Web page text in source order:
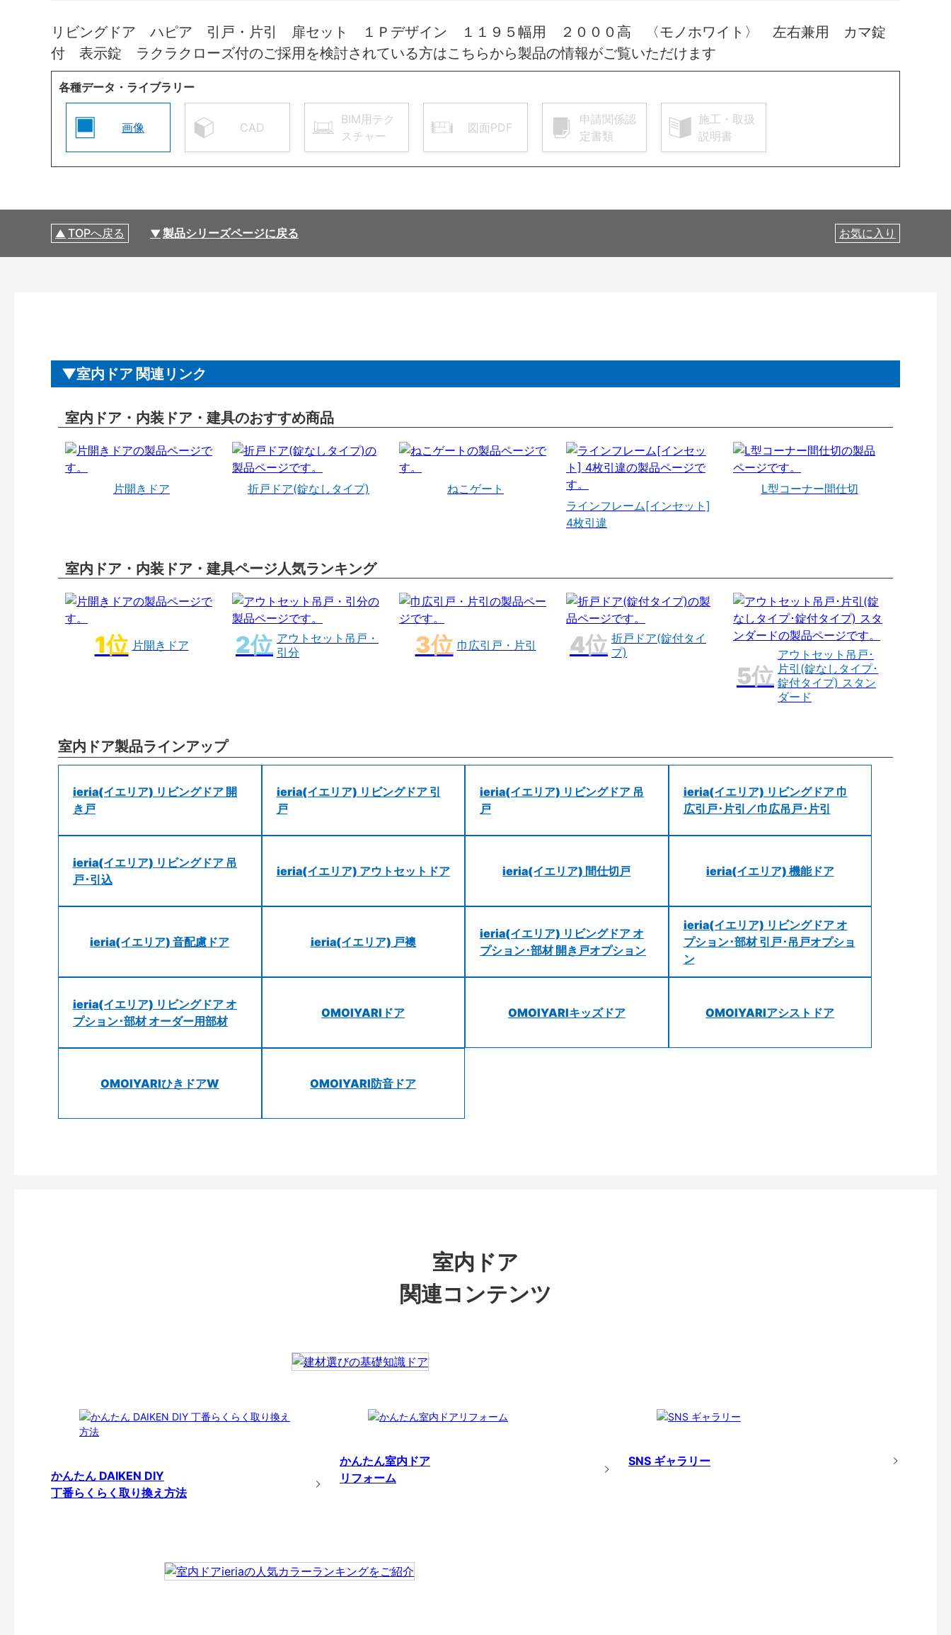
リビングドア ハピア 引戸・片引 扉セット １Ｐデザイン １１９５幅用 ２０００高 〈モノホワイト〉 左右兼用 カマ錠
付 表示錠 ラクラクローズ付のご採用を検討されている方はこちらから製品の情報がご覧いただけます
各種データ・ライブラリー
画像 CAD
BIM用テク
スチャー
図面PDF
申請関係認
定書類
施工・取扱
説明書
TOPへ戻る 製品シリーズページに戻る お気に入り
室内ドア 関連リンク
室内ドア・内装ドア・建具のおすすめ商品
片開きドア 折戸ドア(錠なしタイプ)
ねこゲート
ラインフレーム[インセット]
4枚引違
L型コーナー間仕切
室内ドア・内装ドア・建具ページ人気ランキング
片開きドア
アウトセット吊戸・
引分
巾広引戸・片引
折戸ドア(錠付タイ
プ)
アウトセット吊戸･
片引(錠なしタイプ･
錠付タイプ) スタン
ダード
室内ドア製品ラインアップ
ieria(イエリア) リビングドア 開
き戸
ieria(イエリア) リビングドア 引
戸
ieria(イエリア) リビングドア 吊
戸
ieria(イエリア) リビングドア 巾
広引戸･片引／巾広吊戸･片引
ieria(イエリア) リビングドア 吊
戸･引込
ieria(イエリア) アウトセットドア ieria(イエリア) 間仕切戸 ieria(イエリア) 機能ドア
ieria(イエリア) 音配慮ドア ieria(イエリア) 戸襖
ieria(イエリア) リビングドア オ
プション･部材 開き戸オプション
ieria(イエリア) リビングドア オ
プション･部材 引戸･吊戸オプショ
ン
ieria(イエリア) リビングドア オ
プション･部材 オーダー用部材
OMOIYARIドア OMOIYARIキッズドア OMOIYARIアシストドア
OMOIYARIひきドアW OMOIYARI防音ドア
室内ドア
関連コンテンツ
かんたん DAIKEN DIY
丁番らくらく取り換え方法
かんたん室内ドア
リフォーム
SNS ギャラリー